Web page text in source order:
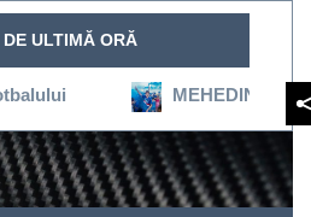
DE ULTIMĂ ORĂ